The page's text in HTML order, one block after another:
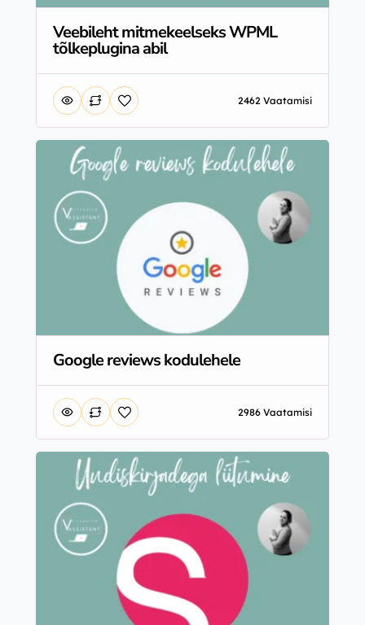
Veebileht mitmekeelseks WPML
tõlkeplugina abil
2462 Vaatamisi
Google reviews kodulehele
2986 Vaatamisi